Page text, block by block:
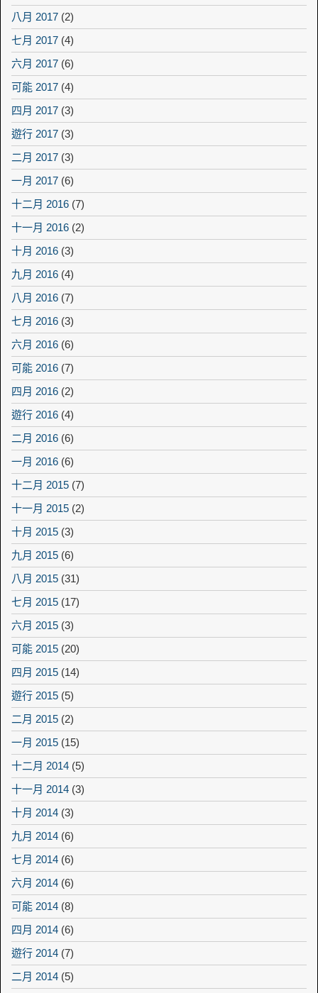
八月 2017 (2)
七月 2017 (4)
六月 2017 (6)
可能 2017 (4)
四月 2017 (3)
遊行 2017 (3)
二月 2017 (3)
一月 2017 (6)
十二月 2016 (7)
十一月 2016 (2)
十月 2016 (3)
九月 2016 (4)
八月 2016 (7)
七月 2016 (3)
六月 2016 (6)
可能 2016 (7)
四月 2016 (2)
遊行 2016 (4)
二月 2016 (6)
一月 2016 (6)
十二月 2015 (7)
十一月 2015 (2)
十月 2015 (3)
九月 2015 (6)
八月 2015 (31)
七月 2015 (17)
六月 2015 (3)
可能 2015 (20)
四月 2015 (14)
遊行 2015 (5)
二月 2015 (2)
一月 2015 (15)
十二月 2014 (5)
十一月 2014 (3)
十月 2014 (3)
九月 2014 (6)
七月 2014 (6)
六月 2014 (6)
可能 2014 (8)
四月 2014 (6)
遊行 2014 (7)
二月 2014 (5)